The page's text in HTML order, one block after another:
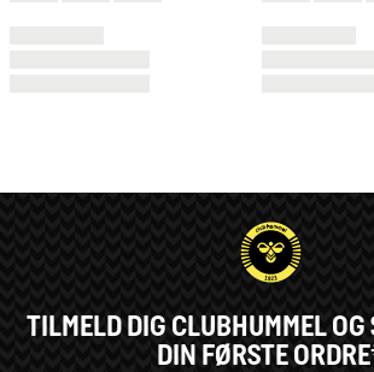
TILMELD DIG CLUBHUMMEL OG
DIN FØRSTE